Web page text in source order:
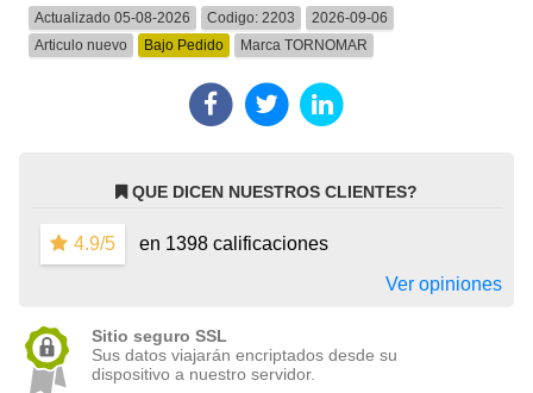
Actualizado 05-08-2026 Codigo:2203
2026-09-06
Articulo nuevo
Bajo Pedido MarcaTORNOMAR
QUE DICEN NUESTROS CLIENTES?
4.9/5
en 1398 calificaciones
Ver opiniones
Sitio seguro SSL
Sus datos viajarán encriptados desde su
dispositivo a nuestro servidor.